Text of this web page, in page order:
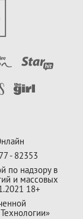
- 82353
по надзору в
и массовых
18+